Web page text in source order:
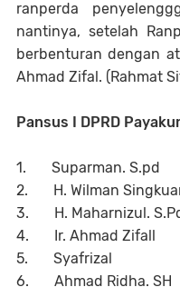
ranperda
nantinya, setelah
berbenturan dengan
Ahmad Zifal. (Rahmat
Pansus I DPRD
1. Suparman. S.pd
2. H. Wilman
3. H. Maharnizul.
4. Ir. Ahmad Zifall
5. Syafrizal
6. Ahmad Ridha. SH